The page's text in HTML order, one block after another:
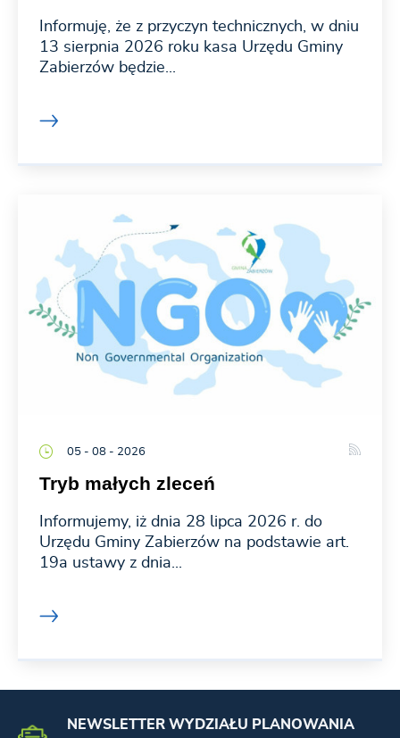
Informuję, że z przyczyn technicznych, w dniu
13 sierpnia 2026 roku kasa Urzędu Gminy
Zabierzów będzie...
05 - 08 - 2026
Tryb małych zleceń
Informujemy, iż dnia 28 lipca 2026 r. do
Urzędu Gminy Zabierzów na podstawie art.
19a ustawy z dnia...
NEWSLETTER WYDZIAŁU PLANOWANIA